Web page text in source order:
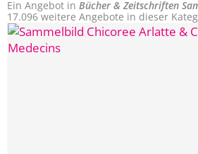
Ein Angebot in Bücher & Zeitschriften
17.096 weitere Angebote in dieser